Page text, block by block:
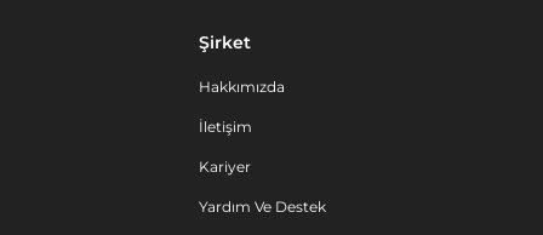
Şirket
Hakkımızda
İletişim
Kariyer
Yardım Ve Destek